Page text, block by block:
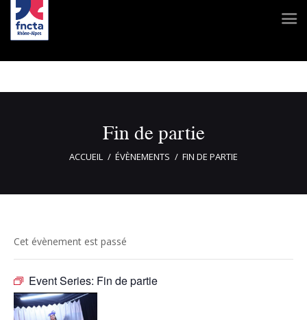
Fin de partie
ACCUEIL ÉVÈNEMENTS FIN DE PARTIE
Cet évènement est passé
Event Series: Fin de partie